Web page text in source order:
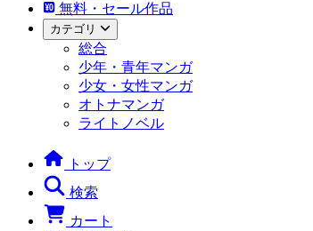
無料・セール作品
カテゴリ
総合
少年・青年マンガ
少女・女性マンガ
オトナマンガ
ライトノベル
トップ
検索
カート